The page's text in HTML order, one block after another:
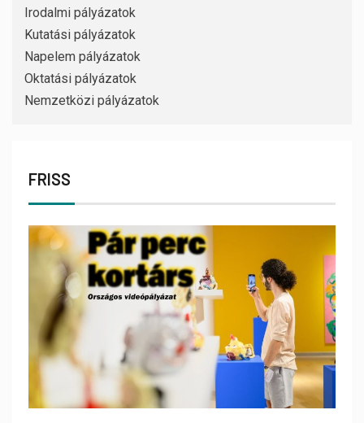
Irodalmi pályázatok
Kutatási pályázatok
Napelem pályázatok
Oktatási pályázatok
Nemzetközi pályázatok
FRISS